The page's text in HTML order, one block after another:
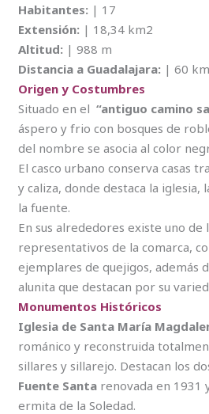
Habitantes: | 17
Extensión: | 18,34 km2
Altitud: | 988 m
Distancia a Guadalajara: | 60
Origen y Costumbres
Situado en el“antiguo camino
áspero y frio con bosques de
del nombre se asocia al color
El casco urbano conserva casas
y caliza, donde destaca la iglesia,
la fuente.
En sus alrededores existe uno de
representativos de la comarca,
ejemplares de quejigos, además
alunita que destacan por su
Monumentos Históricos
Iglesia de Santa María
románico y reconstruida
sillares y sillarejo. Destacan los
Fuente Santa renovada en 1931
ermita de la Soledad.